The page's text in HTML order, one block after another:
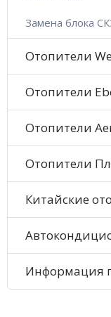
Замена блока
Отопители
Отопители
Отопители
Отопители
Китайские
Информация